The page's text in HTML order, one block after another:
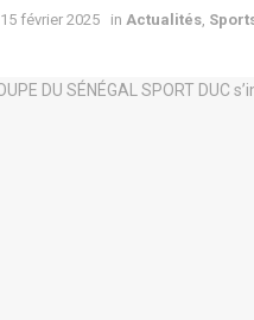
15 février 2025 in Actualités